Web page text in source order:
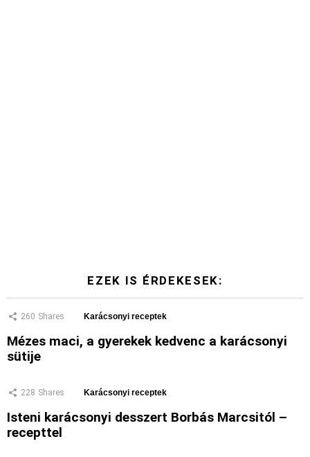
EZEK IS ÉRDEKESEK:
260 Shares Karácsonyi receptek
Mézes maci, a gyerekek kedvenc a karácsonyi
sütije
228 Shares Karácsonyi receptek
Isteni karácsonyi desszert Borbás Marcsitól –
recepttel